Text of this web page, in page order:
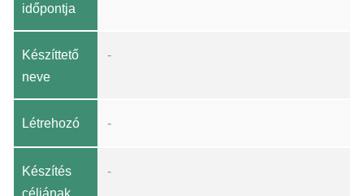
időpontja
Készíttető
neve
-
Létrehozó -
Készítés
céljának
-